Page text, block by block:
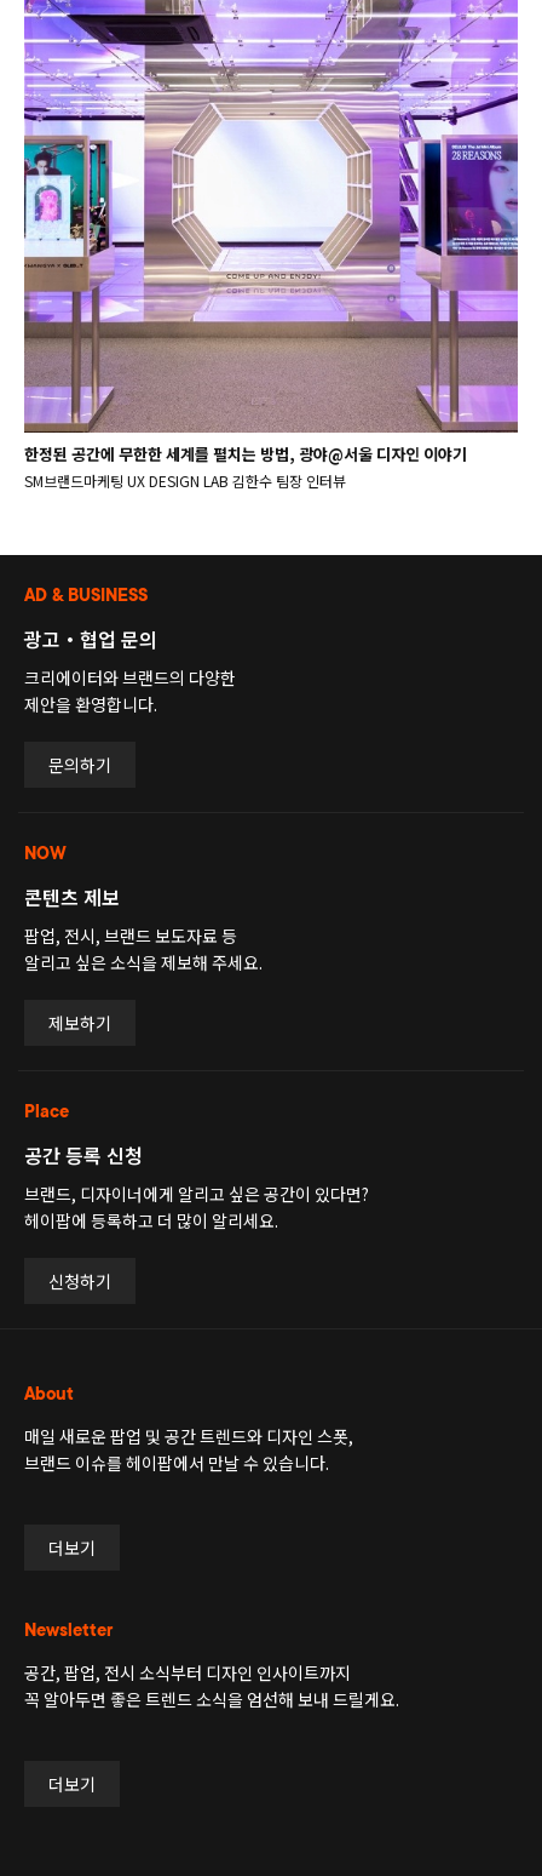
한정된 공간에 무한한 세계를 펼치는 방법, 광야@서울 디자인 이야기
SM브랜드마케팅 UX DESIGN LAB 김한수 팀장 인터뷰
AD & BUSINESS
광고・협업 문의
크리에이터와 브랜드의 다양한
제안을 환영합니다.
문의하기
NOW
콘텐츠 제보
팝업, 전시, 브랜드 보도자료 등
알리고 싶은 소식을 제보해 주세요.
제보하기
Place
공간 등록 신청
브랜드, 디자이너에게 알리고 싶은 공간이 있다면?
헤이팝에 등록하고 더 많이 알리세요.
신청하기
About
매일 새로운 팝업 및 공간 트렌드와 디자인 스폿,
브랜드 이슈를 헤이팝에서 만날 수 있습니다.
더보기
Newsletter
공간, 팝업, 전시 소식부터 디자인 인사이트까지
꼭 알아두면 좋은 트렌드 소식을 엄선해 보내 드릴게요.
더보기